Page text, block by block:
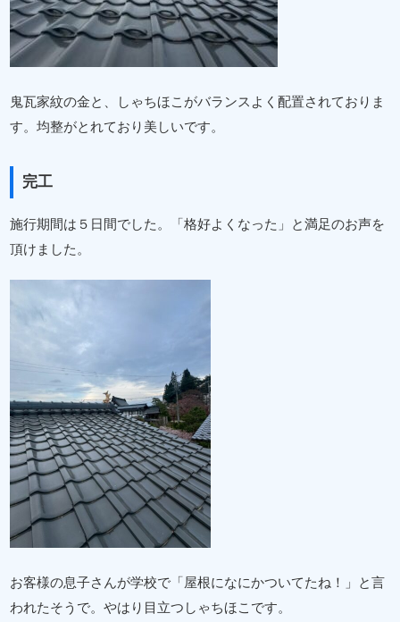
鬼瓦家紋の金と、しゃちほこがバランスよく配置されておりま
す。均整がとれており美しいです。
完工
施行期間は５日間でした。「格好よくなった」と満足のお声を
頂けました。
お客様の息子さんが学校で「屋根になにかついてたね！」と言
われたそうで。やはり目立つしゃちほこです。